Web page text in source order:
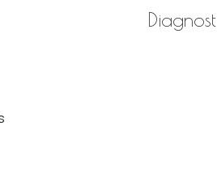
offrant une localisation recherchée
pour venir la découvrir.
énergétiques :
énergie primaire : 308 kWh/m²/an
des dépenses annuelles
sur les années 2021, 2022 et